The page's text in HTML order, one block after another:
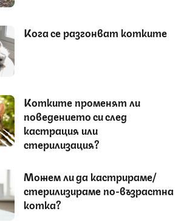
Кога се разгонват котките
Котките променят ли
поведението си след
кастрация или
стерилизация?
Можем ли да кастрираме/
стерилизираме по-възрастна
котка?